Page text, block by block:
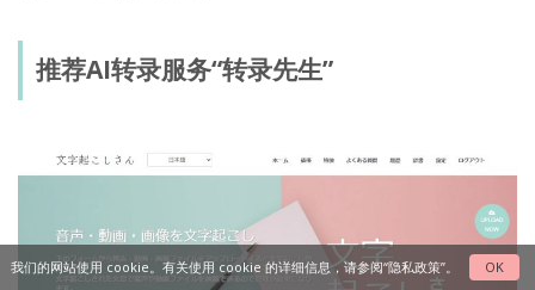
推荐AI转录服务“转录先生”
我们的网站使用 cookie。有关使用 cookie 的详细信息，请参阅“隐私政策”。 OK